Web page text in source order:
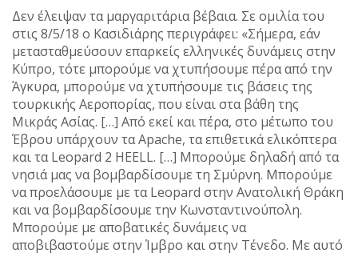
Δεν έλειψαν τα μαργαριτάρια βέβαια. Σε ομιλία του
στις 8/5/18 ο Κασιδιάρης περιγράφει: «Σήμερα, εάν
μετασταθμεύσουν επαρκείς ελληνικές δυνάμεις στην
Κύπρο, τότε μπορούμε να χτυπήσουμε πέρα από την
Άγκυρα, μπορούμε να χτυπήσουμε τις βάσεις της
τουρκικής Αεροπορίας, που είναι στα βάθη της
Μικράς Ασίας. […] Από εκεί και πέρα, στο μέτωπο του
Έβρου υπάρχουν τα Apache, τα επιθετικά ελικόπτερα
και τα Leopard 2 HEELL. […] Μπορούμε δηλαδή από τα
νησιά μας να βομβαρδίσουμε τη Σμύρνη. Μπορούμε
να προελάσουμε με τα Leopard στην Ανατολική Θράκη
και να βομβαρδίσουμε την Κωνσταντινούπολη.
Μπορούμε με αποβατικές δυνάμεις να
αποβιβαστούμε στην Ίμβρο και στην Τένεδο. Με αυτό